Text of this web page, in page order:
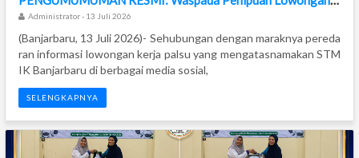
Administrator - 13 Juli 2026
(Banjarbaru, 13 Juli 2026)- Sehubungan dengan maraknya pereda
ran informasi lowongan kerja palsu yang mengatasnamakan STM
IK Banjarbaru di berbagai media sosial,
SELENGKAPNYA